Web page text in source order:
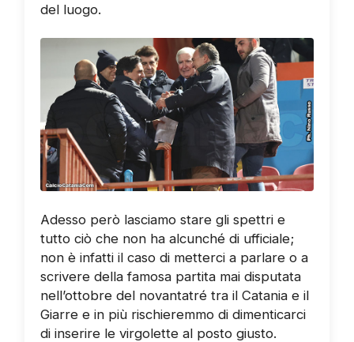
del luogo.
Adesso però lasciamo stare gli spettri e
tutto ciò che non ha alcunché di ufficiale;
non è infatti il caso di metterci a parlare o a
scrivere della famosa partita mai disputata
nell’ottobre del novantatré tra il Catania e il
Giarre e in più rischieremmo di dimenticarci
di inserire le virgolette al posto giusto.